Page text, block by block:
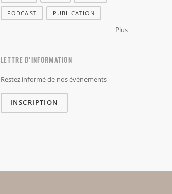
PODCAST PUBLICATION
Plus
LETTRE D'INFORMATION
Restez informé de nos évènements
INSCRIPTION